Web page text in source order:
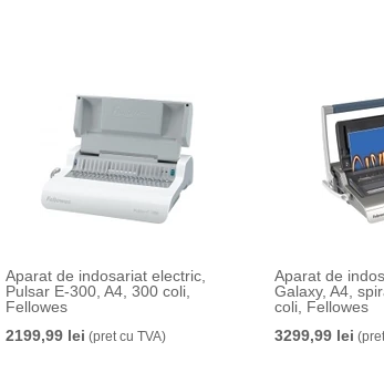
Aparat de indosariat electric,
Pulsar E-300, A4, 300 coli,
Fellowes
2199,99 lei (pret cu TVA)
Aparat de
Galaxy, A4,
coli, Fellowes
3299,99 lei